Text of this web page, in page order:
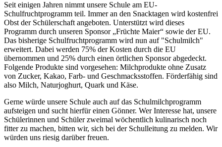
Seit einigen Jahren nimmt unsere Schule am EU-
Schulfruchtprogramm teil. Immer an den Snacktagen wird kostenfrei
Obst der Schülerschaft angeboten. Unterstützt wird dieses
Programm durch unseren Sponsor „Früchte Maier“ sowie der EU.
Das bisherige Schulfruchtprogramm wird nun auf "Schulmilch"
erweitert. Dabei werden 75% der Kosten durch die EU
übernommen und 25% durch einen örtlichen Sponsor abgedeckt.
Folgende Produkte sind vorgesehen: Milchprodukte ohne Zusatz
von Zucker, Kakao, Farb- und Geschmacksstoffen. Förderfähig sind
also Milch, Naturjoghurt, Quark und Käse.
Gerne würde unsere Schule auch auf das Schulmilchprogramm
aufsteigen und sucht hierfür einen Gönner. Wer Interesse hat, unsere
Schülerinnen und Schüler zweimal wöchentlich kulinarisch noch
fitter zu machen, bitten wir, sich bei der Schulleitung zu melden. Wir
würden uns riesig darüber freuen.